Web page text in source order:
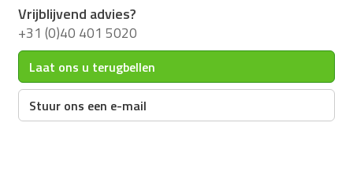
Vrijblijvend advies?
+31 (0)40 401 5020
Laat ons u terugbellen
Stuur ons een e-mail